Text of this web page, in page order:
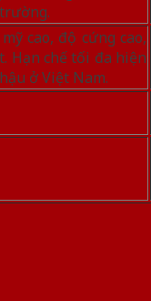
cao, độ cứng cao,
Hạn chế tối đa hiện
ở Việt Nam.